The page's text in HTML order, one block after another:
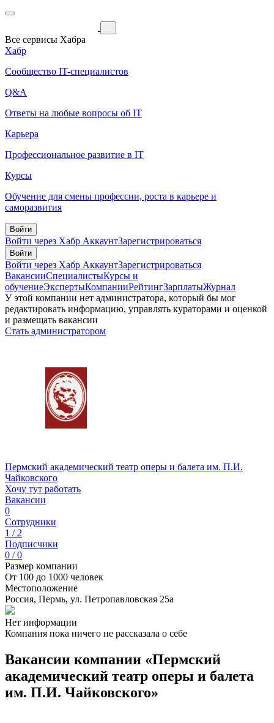
Все сервисы Хабра
Хабр
Сообщество IT-специалистов
Q&A
Ответы на любые вопросы об IT
Карьера
Профессиональное развитие в IT
Курсы
Обучение для смены профессии, роста в карьере и
саморазвития
Войти
Войти через Хабр АккаунтЗарегистрироваться
Войти
Войти через Хабр АккаунтЗарегистрироваться
ВакансииСпециалистыКурсы и
обучениеЭкспертыКомпанииРейтингЗарплатыЖурнал
У этой компании нет администратора, который бы мог
редактировать информацию, управлять кураторами и оценкой
и размещать вакансии
Стать администратором
Пермский академический театр оперы и балета им. П.И.
Чайковского
Хочу тут работать
Вакансии
0
Сотрудники
1 / 2
Подписчики
0 / 0
Размер компании
От 100 до 1000 человек
Местоположение
Россия, Пермь, ул. Петропавловская 25а
Нет информации
Компания пока ничего не рассказала о себе
Вакансии компании «Пермский
академический театр оперы и балета
им. П.И. Чайковского»